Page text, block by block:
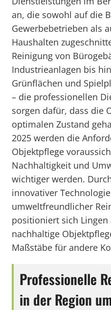
an, die sowohl auf die
Gewerbebetrieben als
Haushalten
Reinigung von
Industrieanlagen bis
Grünflächen und
– die professionellen
sorgen dafür, dass die
optimalen Zustand
2025 werden die
Objektpflege
Nachhaltigkeit und
wichtiger werden.
innovativer
umweltfreundlicher
positioniert sich Lingen
nachhaltige
Maßstäbe für andere
Professionelle
in der Region